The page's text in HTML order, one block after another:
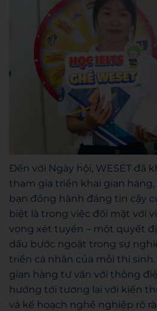
Đến với Ngày hội, WESET đã
tham gia triển khai gian
bạn đồng hành đáng tin cậy
biệt là trong việc đối mặt với
vọng xét tuyển – một quyết
dấu bước ngoặt trong sự
triển cá nhân của mỗi thí
gian hàng tư vấn với thông
hướng tới tương lai với kiến
và kế hoạch nghề nghiệp rõ